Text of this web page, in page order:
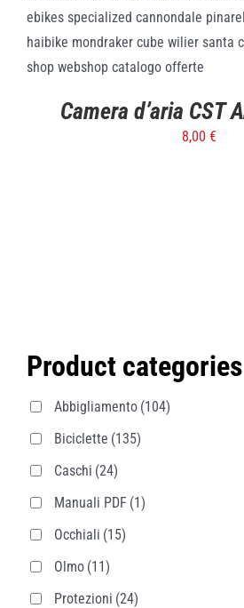
SELECT OPTIONS /
Camera d’aria CST
8,00 €
Product categories
Abbigliamento (104)
Biciclette (135)
Caschi (24)
Manuali PDF (1)
Occhiali (15)
Olmo (11)
Protezioni (24)